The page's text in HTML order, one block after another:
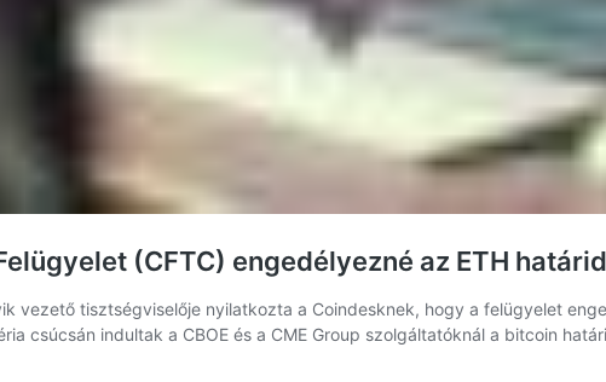
(CFTC) engedélyezné az ETH
vezető tisztségviselője nyilatkozta a Coindesknek, hogy a felügyelet
csúcsán indultak a CBOE és a CME Group szolgáltatóknál a bitcoin